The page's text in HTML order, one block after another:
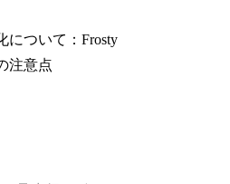
ついて：Frosty
注意点